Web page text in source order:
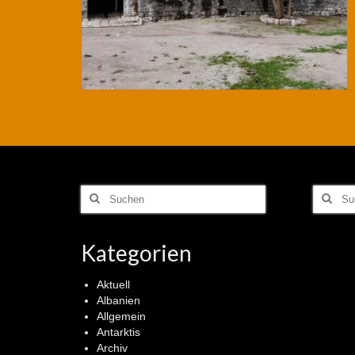
Suchen
Kategorien
Aktuell
Albanien
Allgemein
Antarktis
Archiv
Suchen